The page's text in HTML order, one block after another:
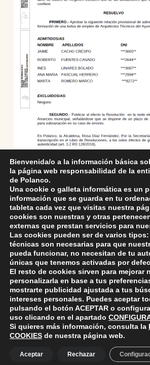
Skip back to main navigation
ayuntamiento de
AYUNTAMIENTO DE POLANCO
Ayuntamiento de Polanco. La iglesia R-
Bienvenida/o a la información básica
la página web responsabilidad de la
de Polanco.
Una cookie o galleta informática es un
información que se guarda en tu
tableta cada vez que visitas nuestra
cookies son nuestras y otras
externas que prestan servicios para
Las cookies pueden ser de varios
técnicas son necesarias para que
pueda funcionar, no necesitan de tu
únicas que tenemos activadas por
El resto de cookies sirven para mejorar
personalizarla en base a tus
mostrarte publicidad ajustada a tus
intereses personales. Puedes aceptar
pulsando el botón ACEPTAR o
uso clicando en el apartado
Si quieres más información, consulta la
COOKIES de nuestra página web.
Aceptar Rechazar